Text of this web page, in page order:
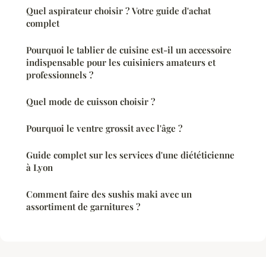
Quel aspirateur choisir ? Votre guide d'achat
complet
Pourquoi le tablier de cuisine est-il un accessoire
indispensable pour les cuisiniers amateurs et
professionnels ?
Quel mode de cuisson choisir ?
Pourquoi le ventre grossit avec l'âge ?
Guide complet sur les services d'une diététicienne
à Lyon
Comment faire des sushis maki avec un
assortiment de garnitures ?